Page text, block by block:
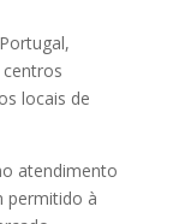
locais de
atendimento
permitido à